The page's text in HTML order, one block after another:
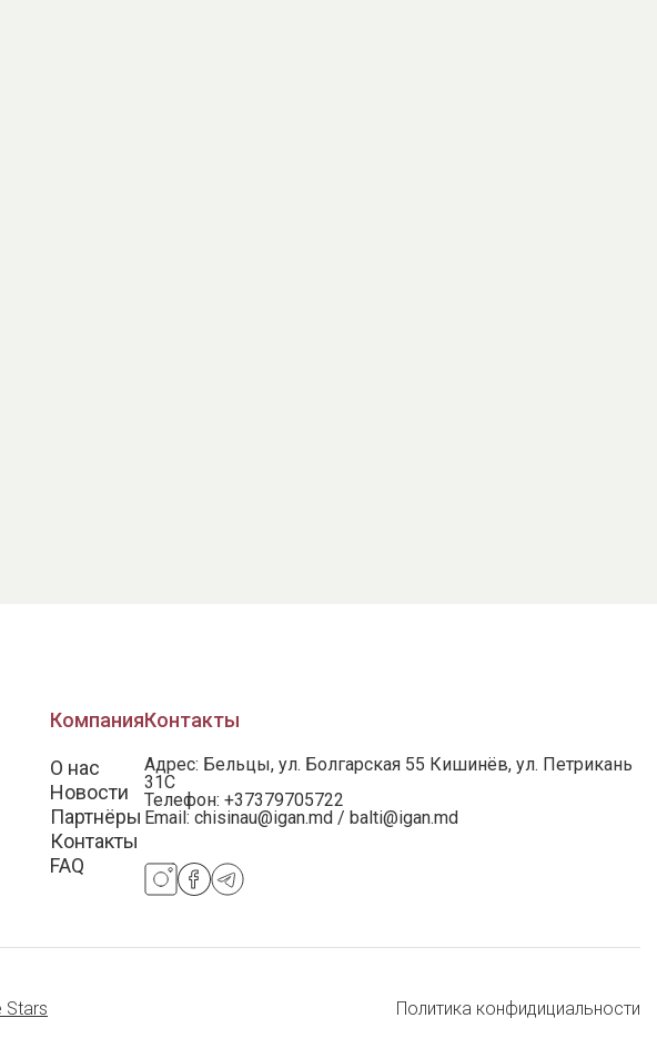
Компания
О нас
Новости
Партнёры
Контакты
FAQ
Контакты
Адрес: Бельцы, ул. Болгарская 55 Кишинёв, ул. Петрикань
31С
Телефон:+37379705722
Email:chisinau@igan.md / balti@igan.md
Stars Политика конфидициальности